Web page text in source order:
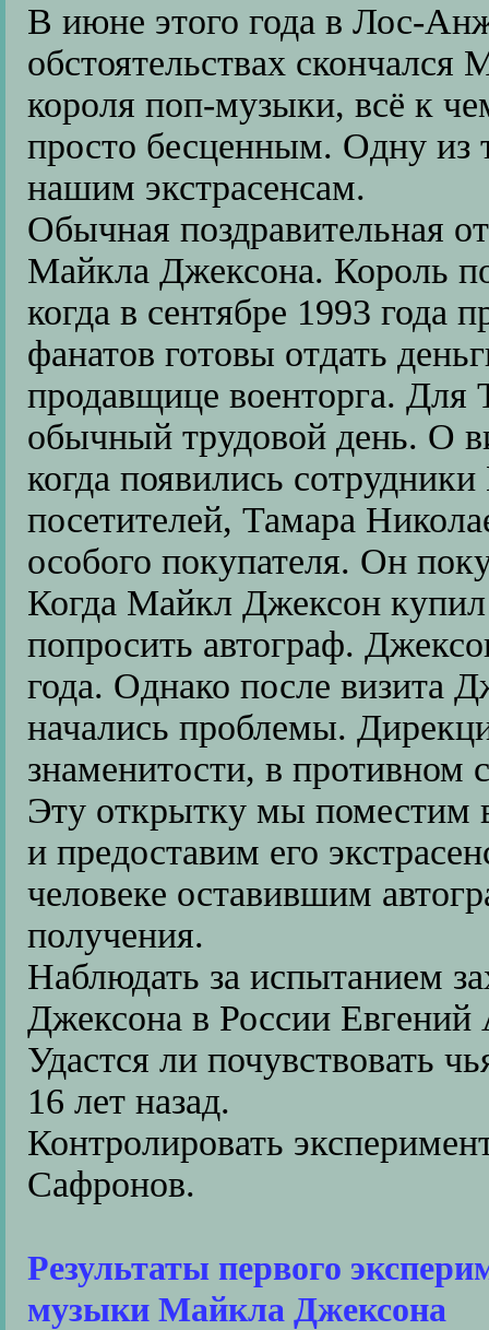
В июне этого года в Лос-
обстоятельствах
короля поп-музыки, всё к
просто бесценным. Одну
нашим экстрасенсам.
Обычная поздравительная
Майкла Джексона. Король
когда в сентябре 1993
фанатов готовы отдать
продавщице военторга.
обычный трудовой день. О
когда появились
посетителей, Тамара
особого покупателя. Он
Когда Майкл Джексон
попросить автограф.
года. Однако после визита
начались проблемы.
знаменитости, в противном
Эту открытку мы поместим
и предоставим его
человеке оставившим
получения.
Наблюдать за испытанием
Джексона в России Евгений
Удастся ли почувствовать
16 лет назад.
Контролировать
Сафронов.
Результаты первого
музыки Майкла Джексона